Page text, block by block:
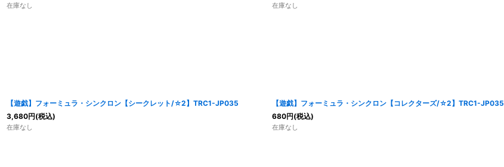
在庫なし 在庫なし
【遊戯】フォーミュラ・シンクロン【シークレット/☆2】TRC1-JP035
3,680円(税込)
在庫なし
【遊戯】フォーミュラ・シンクロン【コレクターズ/☆2】TRC1-JP035
680円(税込)
在庫なし